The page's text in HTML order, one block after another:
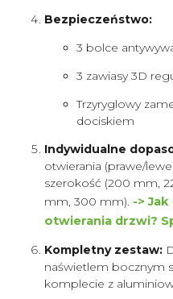
Bezpieczeństwo:
3 bolce
3 zawiasy 3D
Trzyryglowy
dociskiem
Indywidualne
otwierania (prawe/
szerokość (200 mm,
mm, 300 mm). ->
otwierania drzwi?
Kompletny zestaw:
naświetlem bocznym
komplecie z